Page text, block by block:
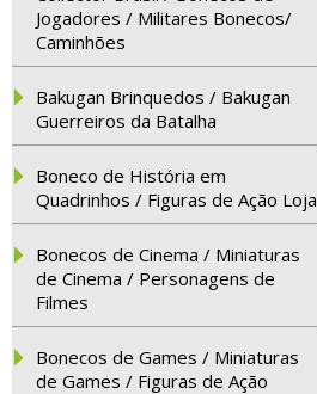
Jogadores / Militares Bonecos/
Caminhões
Bakugan Brinquedos / Bakugan
Guerreiros da Batalha
Boneco de História em
Quadrinhos / Figuras de Ação Loja
Bonecos de Cinema / Miniaturas
de Cinema / Personagens de
Filmes
Bonecos de Games / Miniaturas
de Games / Figuras de Ação